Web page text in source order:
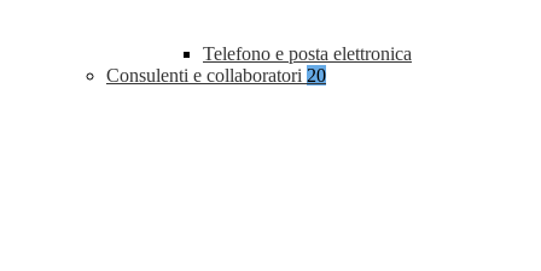
Telefono e posta elettronica
Consulenti e collaboratori 20